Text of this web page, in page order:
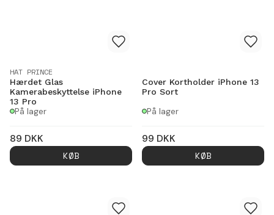
HAT PRINCE
Hærdet Glas
Kamerabeskyttelse iPhone
13 Pro
På lager
89 DKK
KØB
Cover Kortholder iPhone 13
Pro Sort
På lager
99 DKK
KØB